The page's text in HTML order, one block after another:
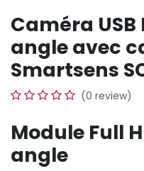
Caméra
angle avec
Smartsens
(0 review)
Module Full
angle